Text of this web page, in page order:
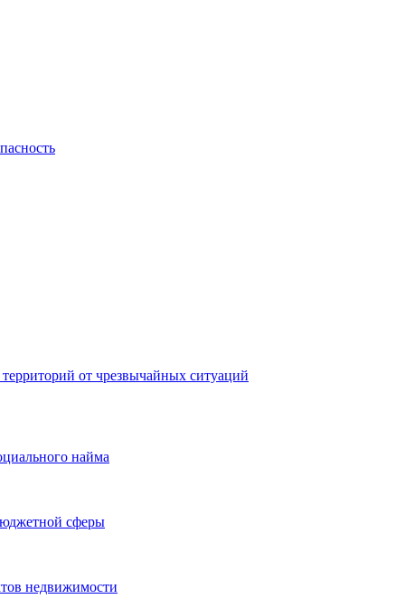
от чрезвычайных ситуаций
найма
сферы
недвижимости